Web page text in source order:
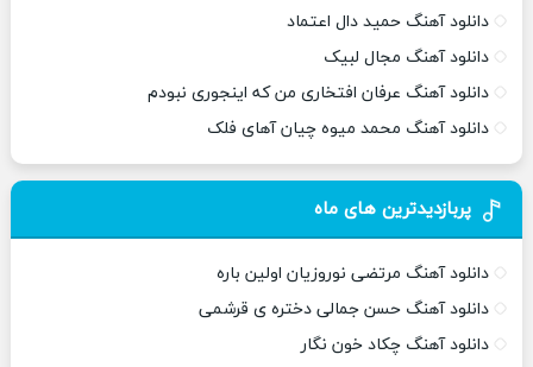
دانلود آهنگ حمید دال اعتماد
دانلود آهنگ مجال لبیک
دانلود آهنگ عرفان افتخاری من که اینجوری نبودم
دانلود آهنگ محمد میوه چیان آهای فلک
پربازدیدترین های ماه
دانلود آهنگ مرتضی نوروزیان اولین باره
دانلود آهنگ حسن جمالی دختره ی قرشمی
دانلود آهنگ چکاد خون نگار